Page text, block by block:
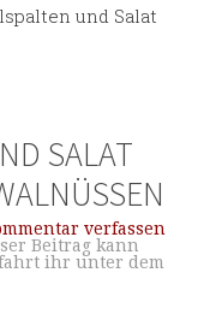
und Salat
SALAT
verfassen
Beitrag kann
ihr unter dem